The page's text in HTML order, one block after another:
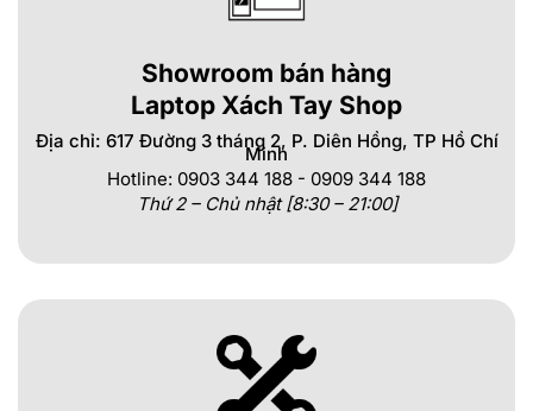
Showroom bán hàng
Laptop Xách Tay Shop
Địa chỉ: 617 Đường 3 tháng 2, P. Diên Hồng, TP Hồ Chí
Minh
Hotline: 0903 344 188 - 0909 344 188
Thứ 2 – Chủ nhật [8:30 – 21:00]